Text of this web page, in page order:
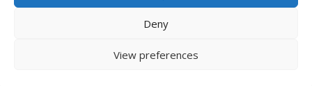
Deny
View preferencesAi întrebări?